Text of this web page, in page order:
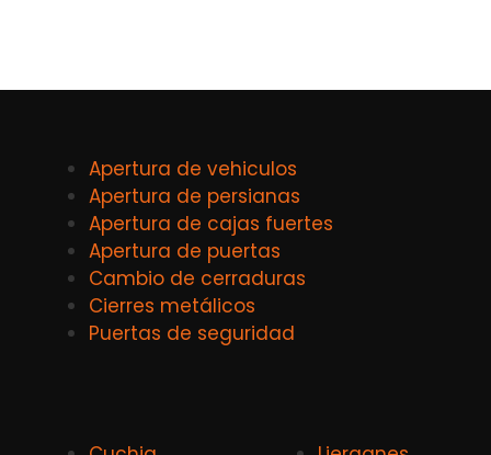
Apertura de vehiculos
Apertura de persianas
Apertura de cajas fuertes
Apertura de puertas
Cambio de cerraduras
Cierres metálicos
Puertas de seguridad